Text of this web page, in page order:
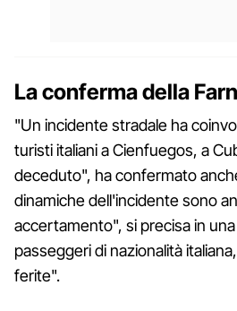
La conferma della
"Un incidente stradale ha
turisti italiani a Cienfuegos, a
deceduto", ha confermato
dinamiche dell'incidente sono
accertamento", si precisa in
passeggeri di nazionalità
ferite".